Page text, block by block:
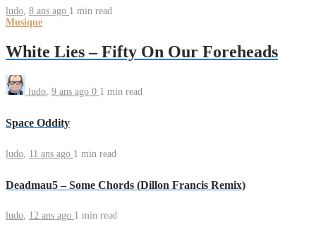
ludo 8 ans ago 1 min read
Musique
White Lies – Fifty On Our Foreheads
ludo, 9 ans ago 0 1 min read
Space Oddity
ludo 11 ans ago 1 min read
Deadmau5 – Some Chords (Dillon Francis Remix)
ludo, 12 ans ago 1 min read